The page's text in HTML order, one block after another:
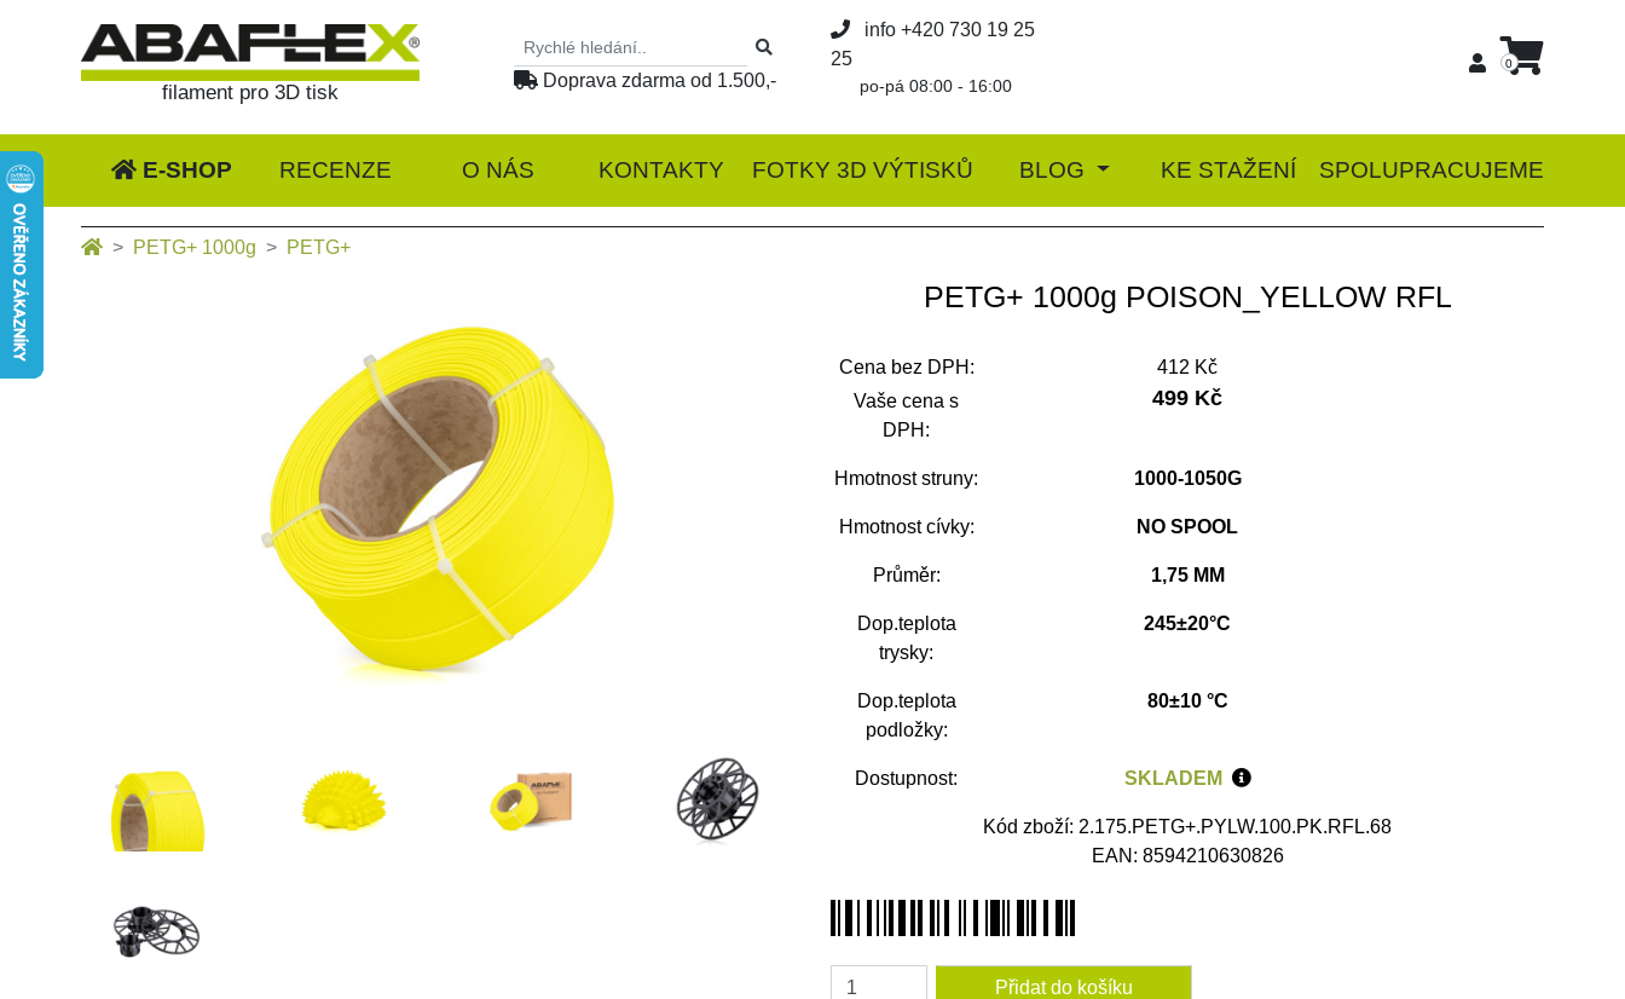
filament pro 3D tisk
Doprava zdarma od 1.500,-
info +420 730 19 25
25
po-pá 08:00 - 16:00
0
E-SHOP RECENZE O NÁS KONTAKTY FOTKY 3D VÝTISKŮ BLOG KE STAŽENÍ SPOLUPRACUJEME
PETG+ 1000g PETG+
PETG+ 1000g POISON_YELLOW RFL
Cena bez DPH:
412 Kč
Vaše cena s
DPH:
499 Kč
Hmotnost struny: 1000-1050G
Hmotnost cívky: NO SPOOL
Průměr: 1,75 MM
Dop.teplota
trysky:
245±20°C
Dop.teplota
podložky:
80±10 °C
Dostupnost: SKLADEM
Kód zboží: 2.175.PETG+.PYLW.100.PK.RFL.68
EAN: 8594210630826
Amount